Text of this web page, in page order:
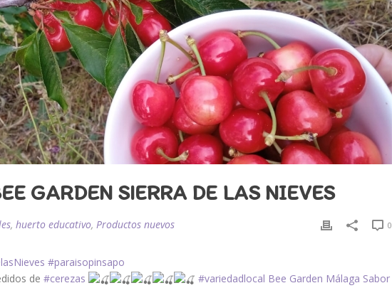
GARDEN SIERRA DE LAS NIEVES
, huerto educativo, Productos nuevos 0
#paraisopinsapo
de #cerezas #variedadlocal Bee Garden Málaga Sabor